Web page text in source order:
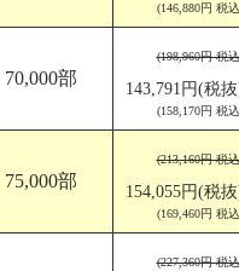
(146,880円 税
70,000部
(198,960円 税
143,791円(税
(158,170円 税
75,000部
(213,160円 税
154,055円(税
(169,460円 税
(227,360円 税